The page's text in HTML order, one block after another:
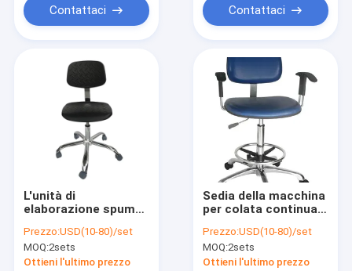
Prodotti
Chi siamo
Fatory Tour
notizie
Contattaci Contattaci
L'unità di
elaborazione spuma
ESD, sedia
antistatica
440x440mm
Prezzo:USD(10-80)/set
MOQ:2sets
Ottieni l'ultimo prezzo
Sedia della macchina
per colata continua
controllo regolabile
di altezza del
bracciolo 420-
Prezzo:USD(10-80)/set
MOQ:2sets
Ottieni l'ultimo prezzo